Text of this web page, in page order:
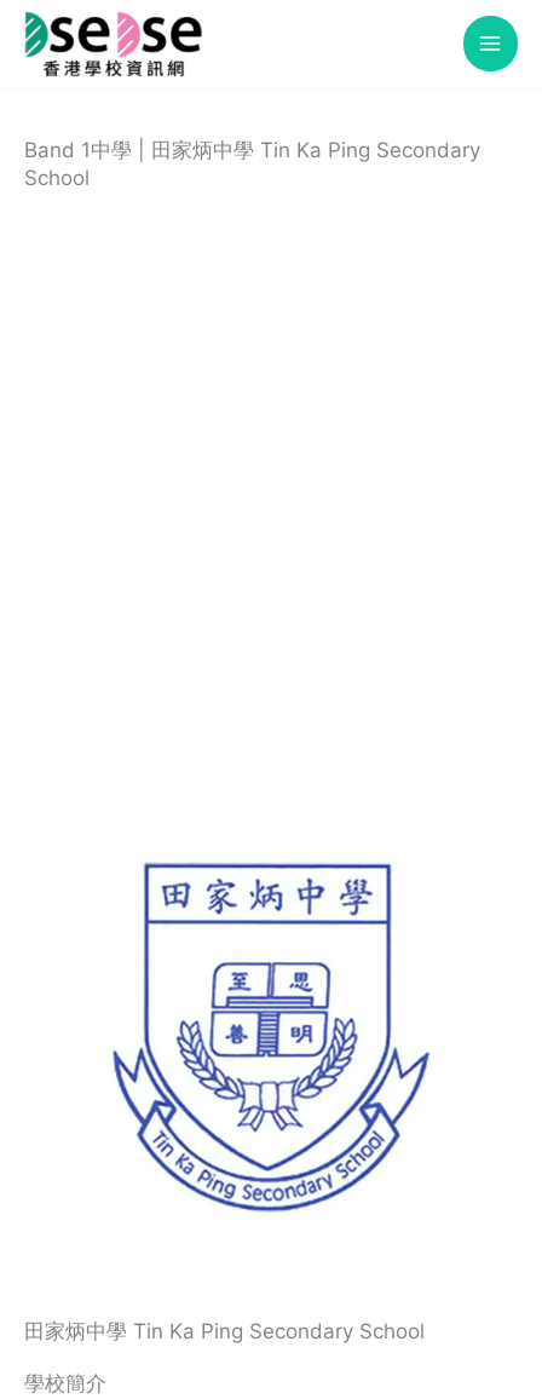
Skip
Band 1中學 | 田家炳中學 Tin Ka Ping Secondary
School
田家炳中學 Tin Ka Ping Secondary School
學校簡介